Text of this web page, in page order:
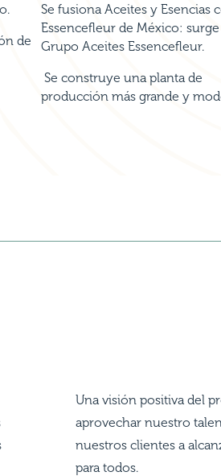
de
Se fusiona Aceites y Esencias
Essencefleur de México: surge
Grupo Aceites Essencefleur.
Se construye una planta de
producción más grande y
Una visión positiva del
aprovechar nuestro
nuestros clientes a
para todos.